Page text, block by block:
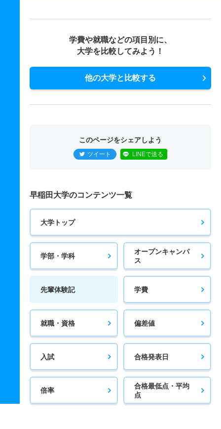
学費や就職などの項目別に、
大学を比較してみよう！
他の大学と比較する
このページをシェアしよう
ツイート LINEで送る
早稲田大学のコンテンツ一覧
大学トップ
学部・学科
オープンキャンパ
ス
先輩体験記 学費
就職・資格 偏差値
入試 合格発表日
倍率
合格最低点・平均
点